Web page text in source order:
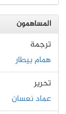
المساهمون
ترجمة
همام بيطار
تحرير
عماد نعسان